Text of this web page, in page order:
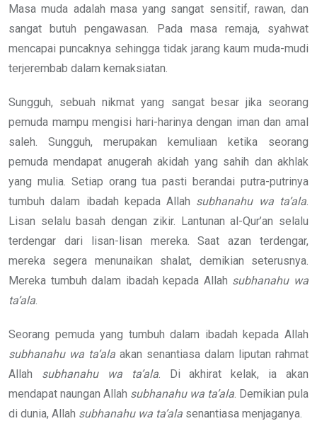
Masa muda adalah masa yang sangat sensitif, rawan, dan
sangat butuh pengawasan. Pada masa remaja, syahwat
mencapai puncaknya sehingga tidak jarang kaum muda-mudi
terjerembab dalam kemaksiatan.
Sungguh, sebuah nikmat yang sangat besar jika seorang
pemuda mampu mengisi hari-harinya dengan iman dan amal
saleh. Sungguh, merupakan kemuliaan ketika seorang
pemuda mendapat anugerah akidah yang sahih dan akhlak
yang mulia. Setiap orang tua pasti berandai putra-putrinya
tumbuh dalam ibadah kepada Allah subhanahu wa ta’ala
Lisan selalu basah dengan zikir. Lantunan al-Qur’an selalu
terdengar dari lisan-lisan mereka. Saat azan terdengar,
mereka segera menunaikan shalat, demikian seterusnya.
Mereka tumbuh dalam ibadah kepada Allah subhanahu wa
ta’ala
Seorang pemuda yang tumbuh dalam ibadah kepada Allah
subhanahu wa ta’ala akan senantiasa dalam liputan rahmat
Allah subhanahu wa ta’ala. Di akhirat kelak, ia akan
mendapat naungan Allah subhanahu wa ta’ala . Demikian pula
di dunia, Allah subhanahu wa ta’ala senantiasa menjaganya.